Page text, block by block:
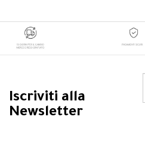
Iscriviti alla
Newsletter